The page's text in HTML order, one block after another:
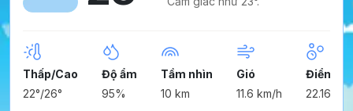
Thấp/Cao
22°/26°
Độ ẩm
95%
Tầm nhìn
10 km
Gió
11.6 km/h
Điểm
22.16°